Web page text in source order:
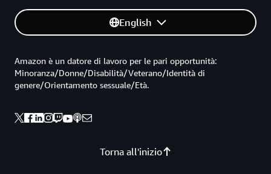
English
Torna all'inizio
Amazon è un datore di lavoro per le pari opportunità:
Minoranza/Donne/Disabilità/Veterano/Identità di
genere/Orientamento sessuale/Età.